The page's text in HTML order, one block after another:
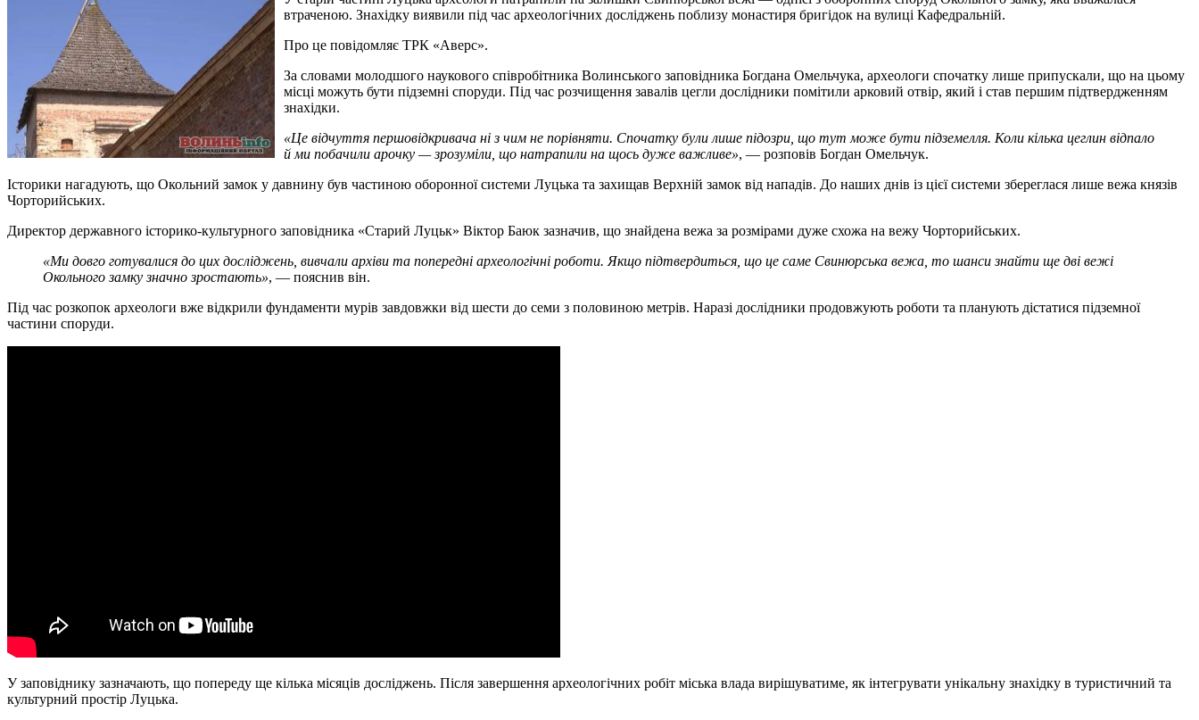
втраченою. Знахідку виявили під час археологічних досліджень поблизу монастиря бригідок на вулиці Кафедральній.
Про це повідомляє ТРК «Аверс».
За словами молодшого наукового співробітника Волинського заповідника Богдана Омельчука, археологи спочатку лише припускали, що на цьому
місці можуть бути підземні споруди. Під час розчищення завалів цегли дослідники помітили арковий отвір, який і став першим підтвердженням
знахідки.
«Це відчуття першовідкривача ні з чим не порівняти. Спочатку були лише підозри, що тут може бути підземелля. Коли кілька цеглин відпало
й ми побачили арочку — зрозуміли, що натрапили на щось дуже важливе», — розповів Богдан Омельчук.
Історики нагадують, що Окольний замок у давнину був частиною оборонної системи Луцька та захищав Верхній замок від нападів. До наших днів із цієї системи збереглася лише вежа князів
Чорторийських.
Директор державного історико-культурного заповідника «Старий Луцьк» Віктор Баюк зазначив, що знайдена вежа за розмірами дуже схожа на вежу Чорторийських.
«Ми довго готувалися до цих досліджень, вивчали архіви та попередні археологічні роботи. Якщо підтвердиться, що це саме Свинюрська вежа, то шанси знайти ще дві вежі
Окольного замку значно зростають», — пояснив він.
Під час розкопок археологи вже відкрили фундаменти мурів завдовжки від шести до семи з половиною метрів. Наразі дослідники продовжують роботи та планують дістатися підземної
частини споруди.
У заповіднику зазначають, що попереду ще кілька місяців досліджень. Після завершення археологічних робіт міська влада вирішуватиме, як інтегрувати унікальну знахідку в туристичний та
культурний простір Луцька.